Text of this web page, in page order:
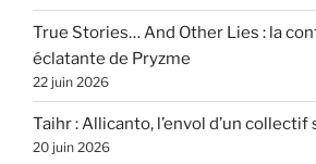
True Stories… And Other Lies : la
éclatante de Pryzme
22 juin 2026
Taihr : Allicanto, l’envol d’un
20 juin 2026